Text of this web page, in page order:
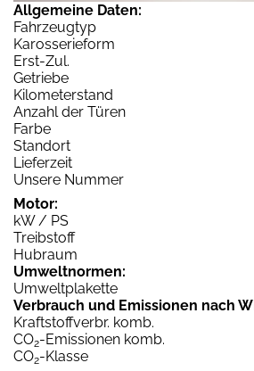
Allgemeine Daten:
Fahrzeugtyp
Karosserieform
Erst-Zul.
Getriebe
Kilometerstand
Anzahl der Türen
Farbe
Standort
Lieferzeit
Unsere Nummer
Motor:
kW / PS
Treibstoff
Hubraum
Umweltnormen:
Umweltplakette
Verbrauch und Emissionen nach
Kraftstoffverbr. komb.
CO2-Emissionen komb.
CO2-Klasse